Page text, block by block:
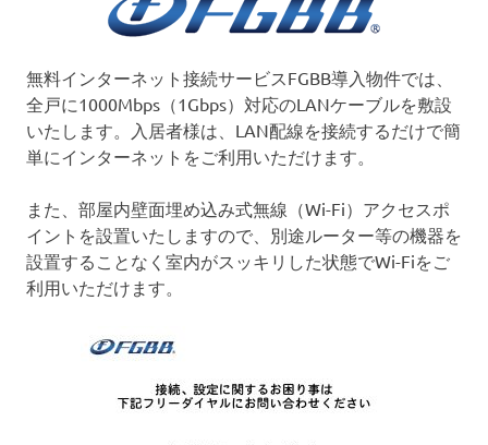
無料インターネット接続サービスFGBB導入物件では、
全戸に1000Mbps（1Gbps）対応のLANケーブルを敷設
いたします。入居者様は、LAN配線を接続するだけで簡
単にインターネットをご利用いただけます。
また、部屋内壁面埋め込み式無線（Wi-Fi）アクセスポ
イントを設置いたしますので、別途ルーター等の機器を
設置することなく室内がスッキリした状態でWi-Fiをご
利用いただけます。